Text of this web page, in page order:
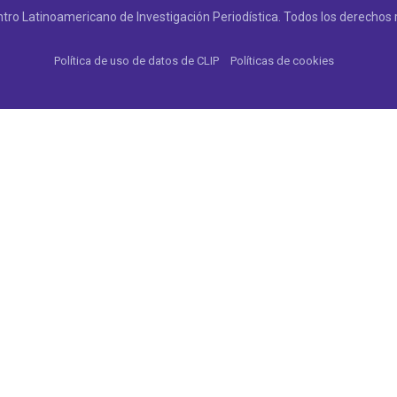
Latinoamericano de Investigación Periodística. Todos los derechos
Política de uso de datos de CLIP Políticas de cookies